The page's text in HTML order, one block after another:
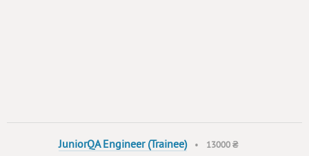
JuniorQA Engineer (Trainee)• 13000 ₴